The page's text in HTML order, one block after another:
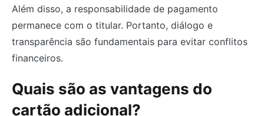
Além disso, a responsabilidade de pagamento
permanece com o titular. Portanto, diálogo e
transparência são fundamentais para evitar conflitos
financeiros.
Quais são as vantagens do
cartão adicional?